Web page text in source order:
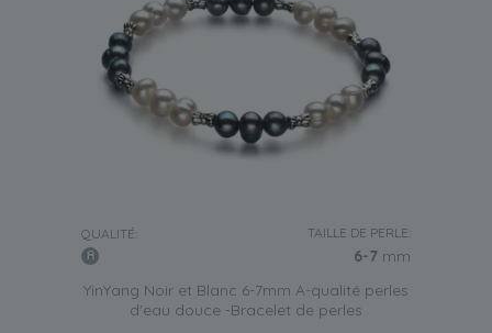
QUALITÉ: TAILLE DE PERLE:
6-7 mm
YinYang Noir et Blanc 6-7mm A-qualité perles
d'eau douce -Bracelet de perles